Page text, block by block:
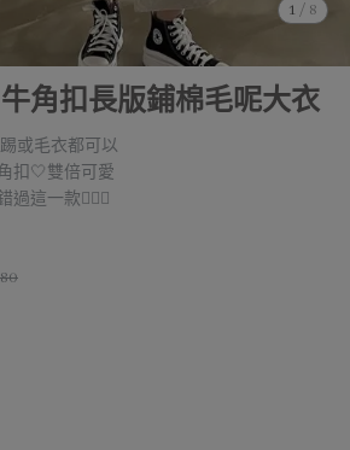
1 / 8
角扣長版鋪棉毛呢大衣
或毛衣都可以
扣🤍雙倍可愛
這一款🧏🏻‍♀